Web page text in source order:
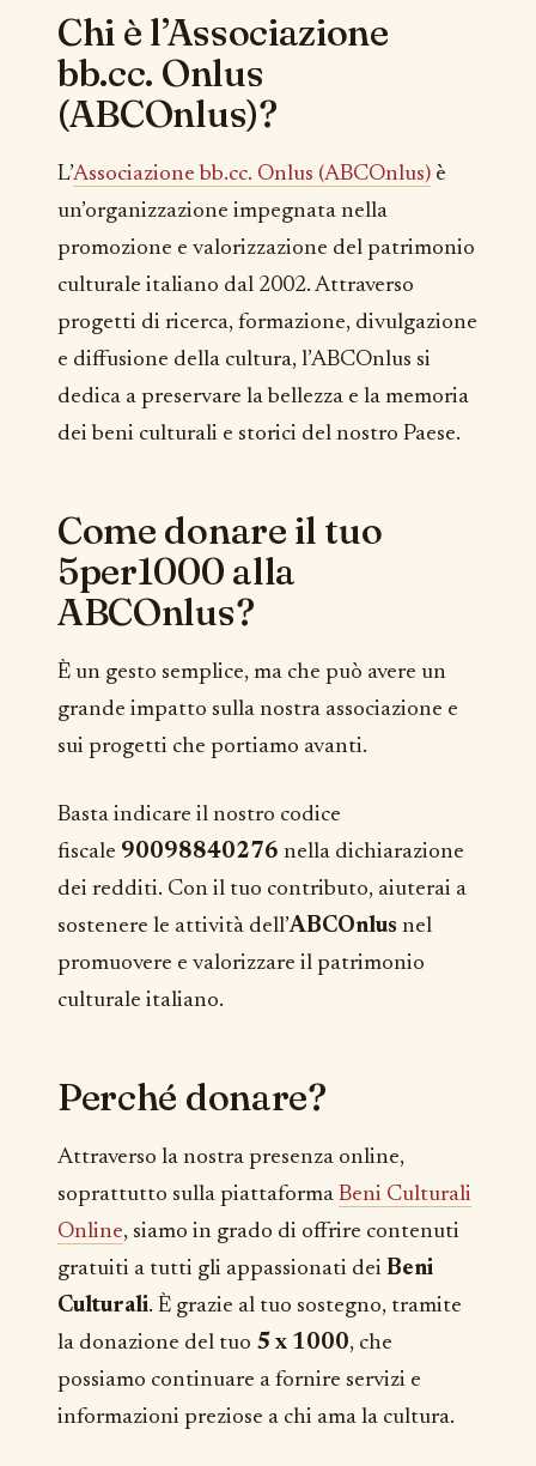
Chi è l’Associazione
bb.cc. Onlus
(ABCOnlus)?
L’Associazione bb.cc. Onlus (ABCOnlus) è
un’organizzazione impegnata nella
promozione e valorizzazione del patrimonio
culturale italiano dal 2002. Attraverso
progetti di ricerca, formazione, divulgazione
e diffusione della cultura, l’ABCOnlus si
dedica a preservare la bellezza e la memoria
dei beni culturali e storici del nostro Paese.
Come donare il tuo
5per1000 alla
ABCOnlus?
È un gesto semplice, ma che può avere un
grande impatto sulla nostra associazione e
sui progetti che portiamo avanti.
Basta indicare il nostro codice
fiscale 90098840276 nella dichiarazione
dei redditi. Con il tuo contributo, aiuterai a
sostenere le attività dell’ABCOnlus nel
promuovere e valorizzare il patrimonio
culturale italiano.
Perché donare?
Attraverso la nostra presenza online,
soprattutto sulla piattaforma Beni Culturali
Online, siamo in grado di offrire contenuti
gratuiti a tutti gli appassionati dei Beni
Culturali. È grazie al tuo sostegno, tramite
la donazione del tuo 5 x 1000, che
possiamo continuare a fornire servizi e
informazioni preziose a chi ama la cultura.